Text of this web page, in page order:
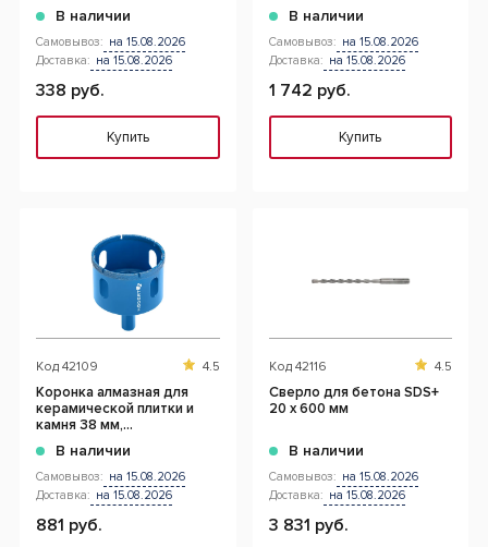
В наличии
Самовывоз: на 15.08.2026
Доставка: на 15.08.2026
338 руб.
Купить
В наличии
Самовывоз: на 15.08.2026
Доставка: на 15.08.2026
1 742 руб.
Купить
Код 42109 4.5
Коронка алмазная для
керамической плитки и
камня 38 мм,
В наличии
Самовывоз: на 15.08.2026
Доставка: на 15.08.2026
881 руб.
Код 42116 4.5
Сверло для бетона SDS+
20 x 600 мм
В наличии
Самовывоз: на 15.08.2026
Доставка: на 15.08.2026
3 831 руб.